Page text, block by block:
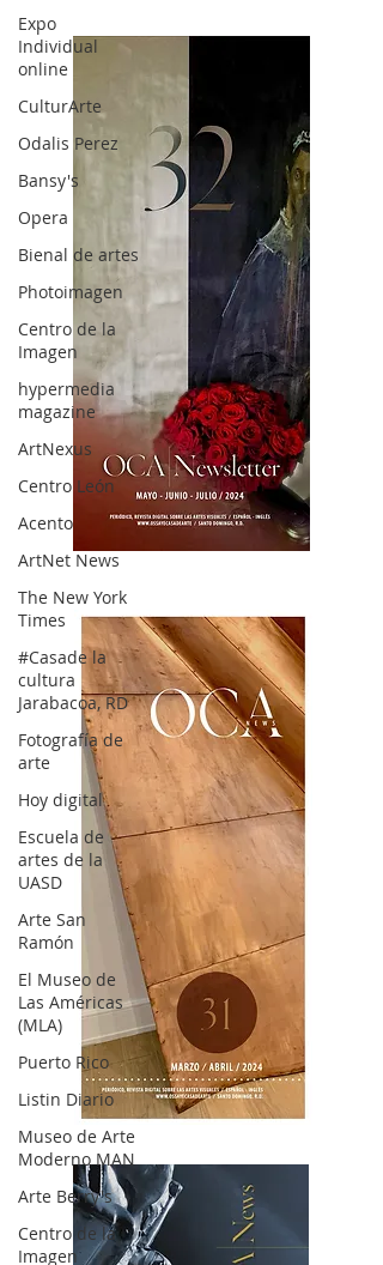
Expo
Individual
online
CulturArte
Odalis Perez
Bansy's
Opera
Bienal de artes
Photoimagen
Centro de la
Imagen
hypermedia
magazine
ArtNexus
Centro León
Acento
ArtNet News
The New York
Times
#Casade la
cultura
Jarabacoa, RD
Fotografía de
arte
Hoy digital
Escuela de
artes de la
UASD
Arte San
Ramón
El Museo de
Las Américas
(MLA)
Puerto Rico
Listin Diario
Museo de Arte
Moderno MAN
Arte Berry's
Centro de la
Imagen
OCA|News 32/ Mayo-Junio-Julio, 2023
OCA|News 31 / Marzo-Abril / 2024